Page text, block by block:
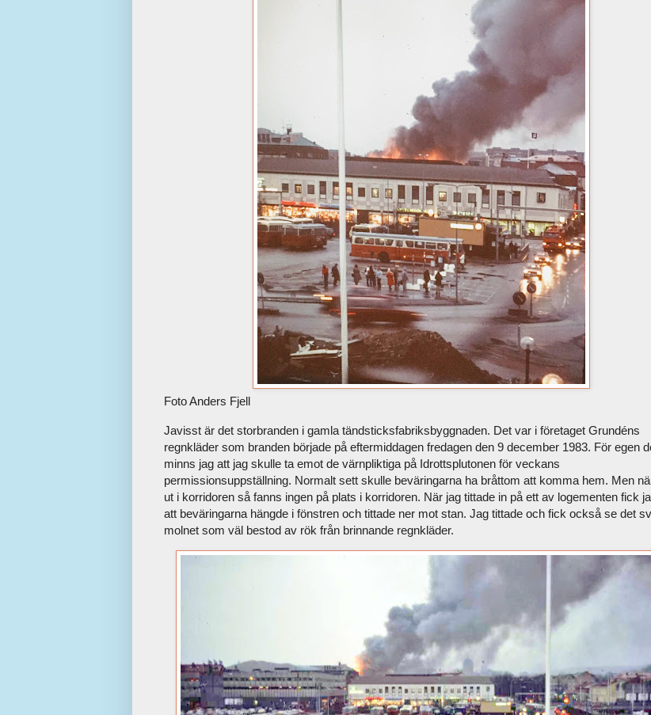
Foto Anders Fjell
Javisst är det storbranden i gamla tändsticksfabriksbyggnaden. Det var i företaget Grundéns
regnkläder som branden började på eftermiddagen fredagen den 9 december 1983. För egen
minns jag att jag skulle ta emot de värnpliktiga på Idrottsplutonen för veckans
permissionsuppställning. Normalt sett skulle beväringarna ha bråttom att komma hem. Men
ut i korridoren så fanns ingen på plats i korridoren. När jag tittade in på ett av logementen fick
att beväringarna hängde i fönstren och tittade ner mot stan. Jag tittade och fick också se det
molnet som väl bestod av rök från brinnande regnkläder.